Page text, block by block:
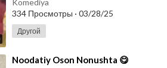
Komediya
334 Просмотры · 03/28/25
Другой
⁣Noodatiy Oson Nonushta 😋